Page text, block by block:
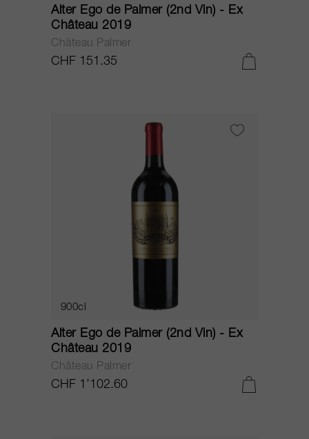
Alter Ego de Palmer (2nd Vin) - Ex
Château 2019
Château Palmer
CHF 151.35
900cl
Alter Ego de Palmer (2nd Vin) - Ex
Château 2019
Château Palmer
CHF 1’102.60